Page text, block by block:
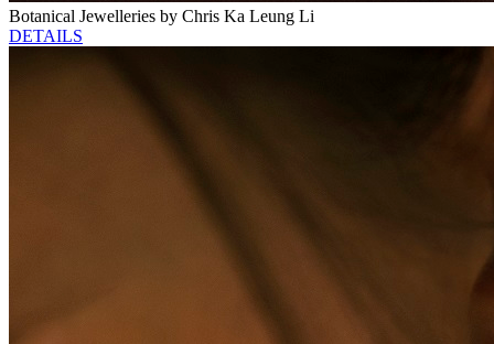
Botanical Jewelleries by Chris Ka Leung Li
DETAILS